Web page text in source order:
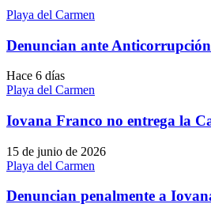
Playa del Carmen
Denuncian ante
Hace 6 días
Playa del Carmen
Iovana Franco no entrega la
15 de junio de 2026
Playa del Carmen
Denuncian penalmente a